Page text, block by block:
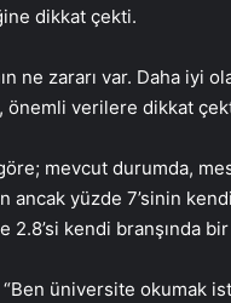
dikkat çekti.
ne zararı var. Daha iyi
önemli verilere dikkat
mevcut durumda,
ancak yüzde 7’sinin
2.8’si kendi branşında
üniversite okumak